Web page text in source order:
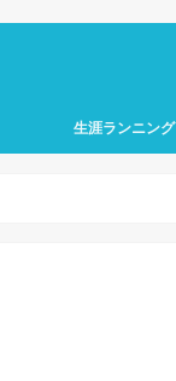
生涯ランニング